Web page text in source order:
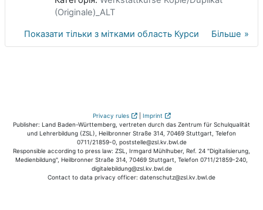
(Originale)_ALT
Більше
Показати тільки з мітками область Курси
Privacy rules | Imprint
Publisher: Land Baden-Württemberg, vertreten durch das Zentrum für Schulqualität
und Lehrerbildung (ZSL), Heilbronner Straße 314, 70469 Stuttgart, Telefon
0711/21859-0, poststelle@zsl.kv.bwl.de
Responsible according to press law: ZSL, Irmgard Mühlhuber, Ref. 24 "Digitalisierung,
Medienbildung", Heilbronner Straße 314, 70469 Stuttgart, Telefon 0711/21859-240,
digitalebildung@zsl.kv.bwl.de
Contact to data privacy officer: datenschutz@zsl.kv.bwl.de